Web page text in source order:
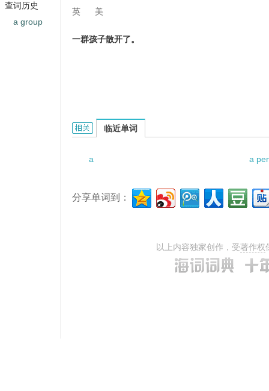
英 美
一群孩子散开了。
A group of children dispersed的相关资料：
临近单词
a a
分享单词到：
以上内容独家创作，受著作权
查词历史
a group